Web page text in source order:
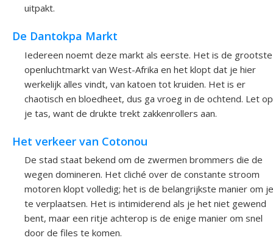
uitpakt.
De Dantokpa Markt
Iedereen noemt deze markt als eerste. Het is de grootste
openluchtmarkt van West-Afrika en het klopt dat je hier
werkelijk alles vindt, van katoen tot kruiden. Het is er
chaotisch en bloedheet, dus ga vroeg in de ochtend. Let op
je tas, want de drukte trekt zakkenrollers aan.
Het verkeer van Cotonou
De stad staat bekend om de zwermen brommers die de
wegen domineren. Het cliché over de constante stroom
motoren klopt volledig; het is de belangrijkste manier om je
te verplaatsen. Het is intimiderend als je het niet gewend
bent, maar een ritje achterop is de enige manier om snel
door de files te komen.